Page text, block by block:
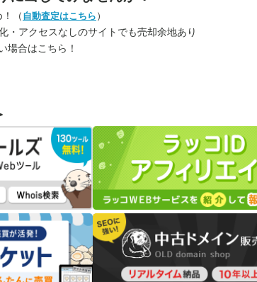
（ 自動査定はこちら ）
・アクセスなしのサイトでも売却余地あり
場合はこちら！